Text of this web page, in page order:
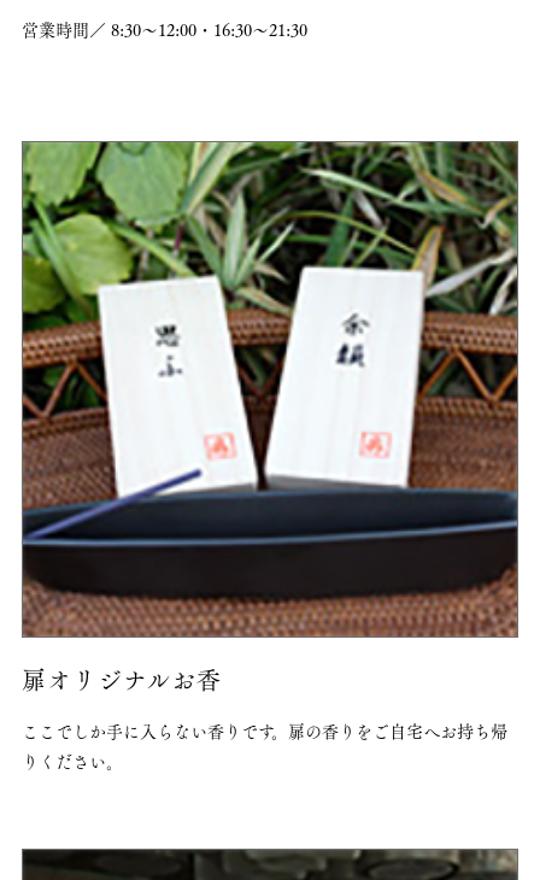
営業時間／ 8:30〜12:00・16:30〜21:30
扉オリジナルお香
ここでしか手に入らない香りです。扉の香りをご自宅へお持ち帰
りください。